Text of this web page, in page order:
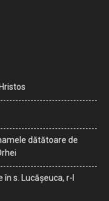
dătătoare de
s. Lucășeuca, r-l